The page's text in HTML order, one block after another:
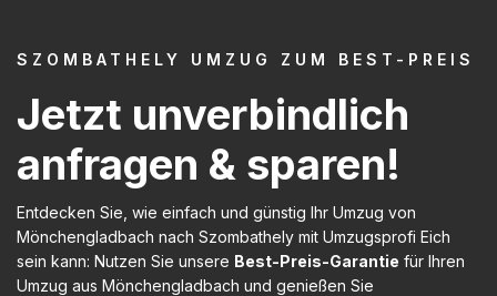
SZOMBATHELY UMZUG ZUM BEST-PREIS
Jetzt unverbindlich
anfragen & sparen!
Entdecken Sie, wie einfach und günstig Ihr Umzug von
Mönchengladbach nach Szombathely mit Umzugsprofi Eich
sein kann: Nutzen Sie unsere Best-Preis-Garantie für Ihren
Umzug aus Mönchengladbach und genießen Sie